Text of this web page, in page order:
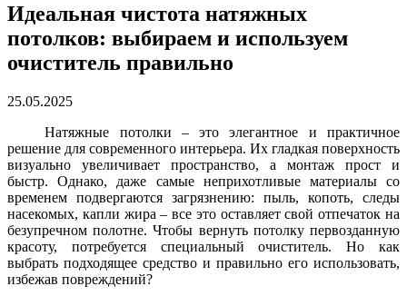
Идеальная чистота натяжных
потолков: выбираем и используем
очиститель правильно
25.05.2025
Натяжные потолки – это элегантное и практичное
решение для современного интерьера. Их гладкая поверхность
визуально увеличивает пространство, а монтаж прост и
быстр. Однако, даже самые неприхотливые материалы со
временем подвергаются загрязнению: пыль, копоть, следы
насекомых, капли жира – все это оставляет свой отпечаток на
безупречном полотне. Чтобы вернуть потолку первозданную
красоту, потребуется специальный очиститель. Но как
выбрать подходящее средство и правильно его использовать,
избежав повреждений?